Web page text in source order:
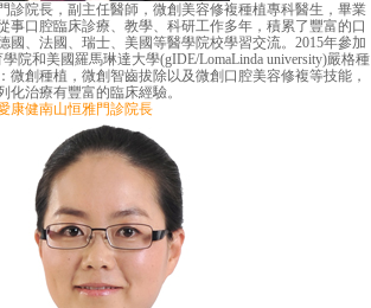
院長，副主任醫師，微創美容修複種植專科醫生，畢業
事口腔臨床診療、教學、科研工作多年，積累了豐富的口
國、法國、瑞士、美國等醫學院校學習交流。2015年參加
院和美國羅馬琳達大學(gIDE/LomaLinda university)嚴格種
微創種植，微創智齒拔除以及微創口腔美容修複等技能，
化治療有豐富的臨床經驗。
健南山恒雅門診院長